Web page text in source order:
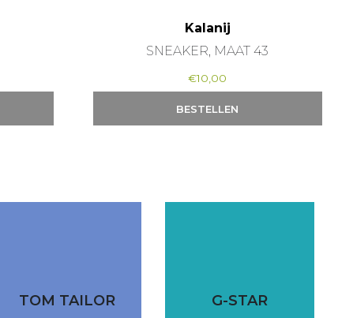
Kalanij
SNEAKER, MAAT 43
€10,00
BESTELLEN
TOM TAILOR G-STAR